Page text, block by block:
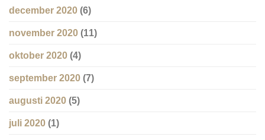
december 2020 (6)
november 2020 (11)
oktober 2020 (4)
september 2020 (7)
augusti 2020 (5)
juli 2020 (1)